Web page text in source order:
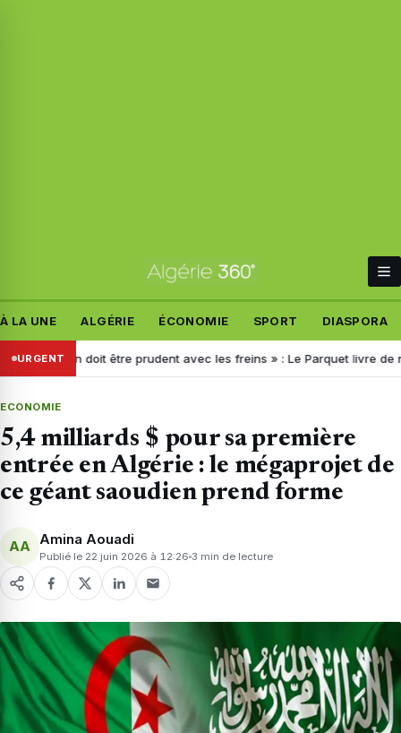
À LA UNE ALGÉRIE ÉCONOMIE SPORT DIASPORA
URGENT
On doit être prudent avec les freins » : Le Parquet livre de nouveaux
ECONOMIE
5,4 milliards $ pour sa première
entrée en Algérie : le mégaprojet de
ce géant saoudien prend forme
AA Amina Aouadi
Publié le 22 juin 2026 à 12:26 3 min de lecture